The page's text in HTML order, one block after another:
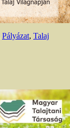
Pályázat, Talaj